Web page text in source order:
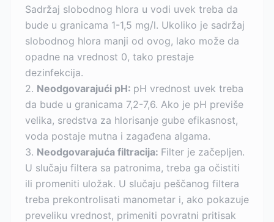
Sadržaj slobodnog hlora u vodi uvek treba da
bude u granicama 1-1,5 mg/l. Ukoliko je sadržaj
slobodnog hlora manji od ovog, lako može da
opadne na vrednost 0, tako prestaje
dezinfekcija.
2. Neodgovarajući pH: pH vrednost uvek treba
da bude u granicama 7,2-7,6. Ako je pH previše
velika, sredstva za hlorisanje gube efikasnost,
voda postaje mutna i zagađena algama.
3. Neodgovarajuća filtracija: Filter je začepljen.
U slučaju filtera sa patronima, treba ga očistiti
ili promeniti uložak. U slučaju peščanog filtera
treba prekontrolisati manometar i, ako pokazuje
preveliku vrednost, primeniti povratni pritisak